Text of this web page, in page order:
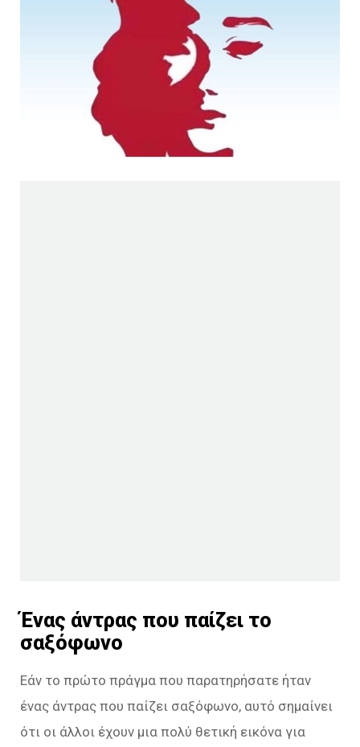
Ένας άντρας που παίζει το
σαξόφωνο
Εάν το πρώτο πράγμα που παρατηρήσατε ήταν
ένας άντρας που παίζει σαξόφωνο, αυτό σημαίνει
ότι οι άλλοι έχουν μια πολύ θετική εικόνα για